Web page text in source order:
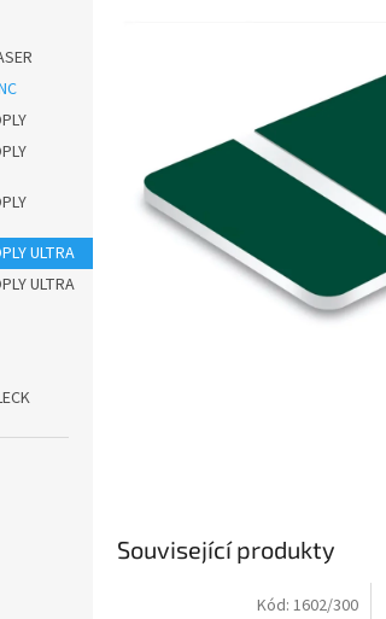
ULTRA
ULTRA
Související produkty
Kód: 1602/300